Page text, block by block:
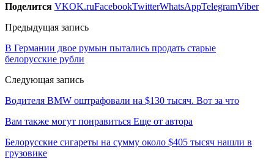
Поделится VKOK.ruFacebookTwitterWhatsAppTelegramViber
Предыдущая запись
В Германии двое румын пытались продать старые
белорусские рубли
Следующая запись
Водителя BMW оштрафовали на $130 тысяч. Вот за что
Вам также могут понравиться Еще от автора
Белорусские сигареты на сумму около $405 тысяч нашли в
грузовике